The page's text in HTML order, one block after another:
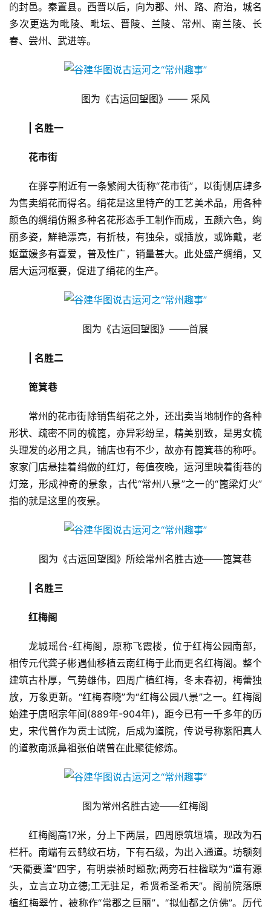
商
业
A
I
科
互
联
网
的封邑。秦置县。西晋以后，向为郡、州、路、府治，城名
多次更迭为毗陵、毗坛、晋陵、兰陵、常州、南兰陵、长
春、尝州、武进等。
图为《古运回望图》—— 采风
| 名胜一
花市街
在驿亭附近有一条繁闹大街称“花市街”，以街侧店肆多
为售卖绢花而得名。绢花是这里特产的工艺美术品，用各种
颜色的绸绢仿照多种名花形态手工制作而成，五颜六色，绚
丽多姿，鮮艳漂亮，有折枝，有独朵，或插放，或饰戴，老
妪童媛多有喜爱，普及性广，销量甚大。此处盛产绸绢，又
居大运河枢要，促进了绢花的生产。
图为《古运回望图》——首展
| 名胜二
篦箕巷
常州的花市街除销售绢花之外，还出卖当地制作的各种
形状、疏密不同的梳篦，亦异彩纷呈，精美别致，是男女梳
头理发的必用之具，铺店也有不少，故亦有篦箕巷的称呼。
家家门店悬挂着绢做的红灯，每值夜晚，运河里映着街巷的
灯笼，形成神奇的景象，古代“常州八景”之一的“篦梁灯火”
指的就是这里的夜景。
图为《古运回望图》所绘常州名胜古迹——篦箕巷
| 名胜三
红梅阁
龙城瑶台-红梅阁，原称飞霞楼，位于红梅公园南部，
相传元代龚子彬遇仙移植云南红梅于此而更名红梅阁。整个
建筑古朴厚，气势雄伟，四周广植红梅，冬末春初，梅蕾独
放，万象更新。“红梅春晓”为“红梅公园八景”之一。红梅阁
始建于唐昭宗年间(889年-904年)，距今已有一千多年的历
史，宋代曾作为贡士试院，后成为道院，传说号称紫阳真人
的道教南派鼻祖张伯端曾在此聚徒修炼。
图为常州名胜古迹——红梅阁
红梅阁高17米，分上下两层，四周原筑垣墙，现改为石
栏杆。南端有云鹤纹石坊，下有石级，为出入通道。坊额刻
“天衢要道”四字，有明崇祯时题款;两旁石柱楹联为“道有源
头，立言立功立德;工无驻足，希贤希圣希天”。阁前院落原
植红梅翠竹，被称作“常郡之巨丽”，“拟仙都之仿佛”。历代